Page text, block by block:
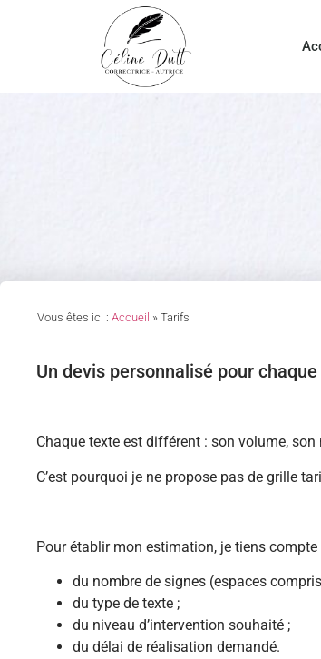
Vous êtes ici : Accueil » Tarifs
Un devis personnalisé pour
Chaque texte est différent : son volume,
C’est pourquoi je ne propose pas de grille
Pour établir mon estimation, je tiens
du nombre de signes (espaces
du type de texte ;
du niveau d’intervention souhaité ;
du délai de réalisation demandé.